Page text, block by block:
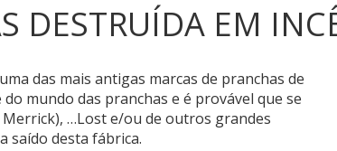
DESTRUÍDA EM
das mais antigas marcas de pranchas de
mundo das pranchas e é provável que se
…Lost e/ou de outros grandes
saído desta fábrica.